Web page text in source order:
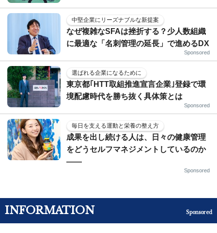
中堅企業にリーズナブルな新提案
なぜ複雑なSFAは挫折する？少人数組織
に最適な「名刺管理の延長」で進めるDX
Sponsored
選ばれる企業になるために
東京都｢HTT取組推進宣言企業｣登録で環
境配慮時代を勝ち抜く具体策とは
Sponsored
毎日を支える運動と栄養の整え方
成果を出し続ける人は、日々の健康管理
をどうセルフマネジメントしているのか
——
Sponsored
INFORMATION Sponsored